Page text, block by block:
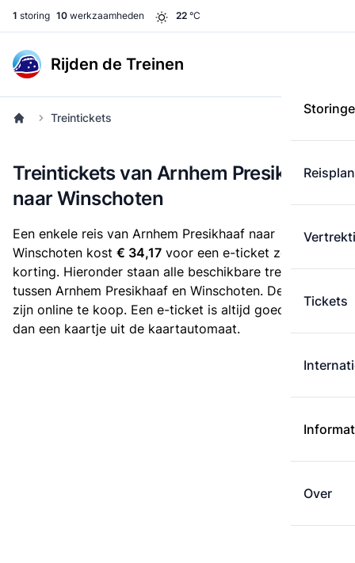
1 storing 10 werkzaamheden 22 °C
Rijden de Treinen
Tickets
Over
Treintickets
Treintickets van Arnhem Presikhaaf
naar Winschoten
Een enkele reis van Arnhem Presikhaaf naar
Winschoten kost € 34,17 voor een e-ticket zonder
korting. Hieronder staan alle beschikbare treintickets
tussen Arnhem Presikhaaf en Winschoten. Deze tickets
zijn online te koop. Een e-ticket is altijd goedkoper
dan een kaartje uit de kaartautomaat.